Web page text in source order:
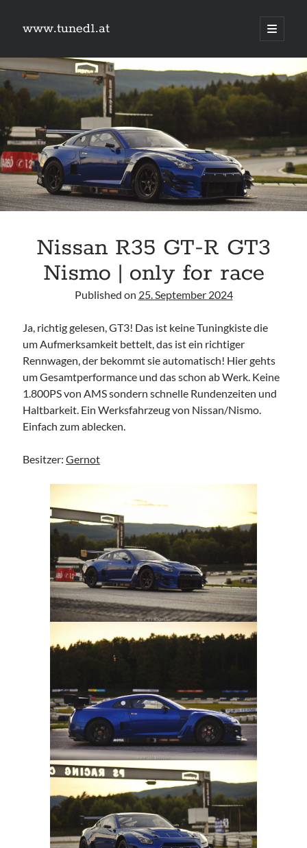
www.tuned1.at
öffnen
Sidebar
Was suchst du?
Suchen
Kategorien
Kategorien
Links
#schreischwein
9px webdesign
TuningSzeneGraz
Nissan R35 GT-R GT3
Nismo | only for race
Published on 25. September 2024
Ja, richtig gelesen, GT3! Das ist keine Tuningkiste die
um Aufmerksamkeit bettelt, das ist ein richtiger
Rennwagen, der bekommt sie automatisch! Hier gehts
um Gesamtperformance und das schon ab Werk. Keine
1.800PS von AMS sondern schnelle Rundenzeiten und
Haltbarkeit. Ein Werksfahrzeug von Nissan/Nismo.
Einfach zum ablecken.
Besitzer:Gernot